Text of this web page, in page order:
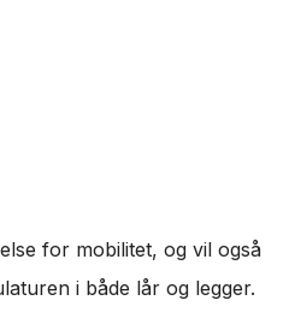
for mobilitet, og vil også
i både lår og legger.